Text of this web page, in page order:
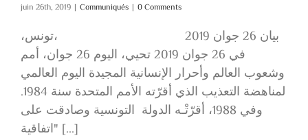
juin 26th, 2019 | Communiqués | 0 Comments
بيان 26 جوان 2019 ،تونس،
في 26 جوان 2019 تحيي، اليوم 26 جوان، أمم
وشعوب العالم وأحرار الإنسانية المجيدة اليوم العالمي
لمناهضة التعذيب الذي أقرّته الأمم المتحدة سنة 1984.
وفي 1988، أقرّتْـه الدولة التونسية وصادقت على
"اتفاقية [...]